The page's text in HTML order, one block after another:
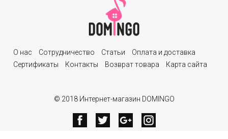
О нас Сотрудничество Статьи
Оплата и доставка
Сертификаты
Контакты Возврат товара Карта сайта
© 2018 Интернет-магазин DOMINGO